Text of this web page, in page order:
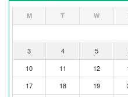
M T W
3
4 5
10
11 12
17
18 19